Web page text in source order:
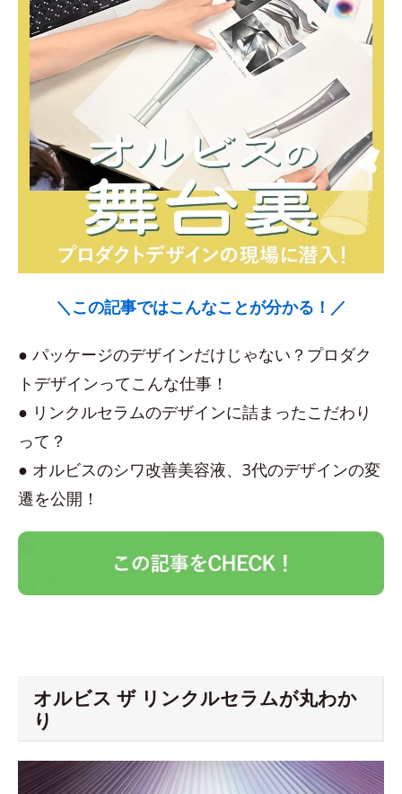
＼この記事ではこんなことが分かる！／
● パッケージのデザインだけじゃない？プロダク
トデザインってこんな仕事！
● リンクルセラムのデザインに詰まったこだわり
って？
● オルビスのシワ改善美容液、3代のデザインの変
遷を公開！
オルビス ザ リンクルセラムが丸わか
り